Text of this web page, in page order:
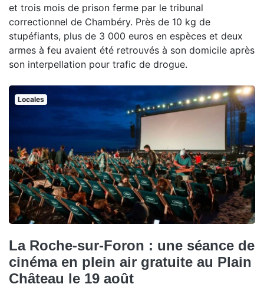
et trois mois de prison ferme par le tribunal
correctionnel de Chambéry. Près de 10 kg de
stupéfiants, plus de 3 000 euros en espèces et deux
armes à feu avaient été retrouvés à son domicile après
son interpellation pour trafic de drogue.
Locales
La Roche-sur-Foron : une séance de
cinéma en plein air gratuite au Plain
Château le 19 août